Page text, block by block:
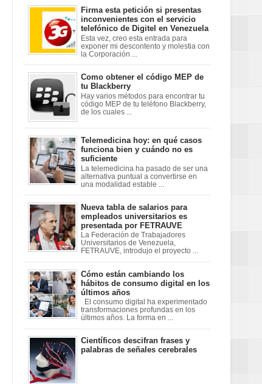
Firma esta petición si presentas
inconvenientes con el servicio
telefónico de Digitel en Venezuela
Esta vez, creo esta entrada para
exponer mi descontento y molestia con
la Corporación ...
Como obtener el código MEP de
tu Blackberry
Hay varios métodos para encontrar tu
código MEP de tu teléfono Blackberry,
de los cuales ...
Telemedicina hoy: en qué casos
funciona bien y cuándo no es
suficiente
La telemedicina ha pasado de ser una
alternativa puntual a convertirse en
una modalidad estable ...
Nueva tabla de salarios para
empleados universitarios es
presentada por FETRAUVE
La Federación de Trabajadores
Universitarios de Venezuela,
FETRAUVE, introdujo el proyecto ...
Cómo están cambiando los
hábitos de consumo digital en los
últimos años
El consumo digital ha experimentado
transformaciones profundas en los
últimos años. La forma en ...
Científicos descifran frases y
palabras de señales cerebrales